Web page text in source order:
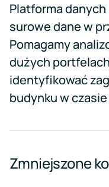
Platforma
surowe dane w
Pomagamy
dużych
identyfikować
budynku w
Zmniejszone